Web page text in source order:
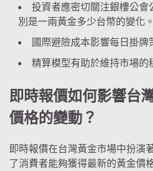
投資者應密切關注銀樓公
別是一兩黃金多少台幣的變化。
國際避險成本影響每日掛牌
精算模型有助於維持市場的
即時報價如何影響台
價格的變動？
即時報價在台灣黃金市場中扮演
了消費者能夠獲得最新的黃金價